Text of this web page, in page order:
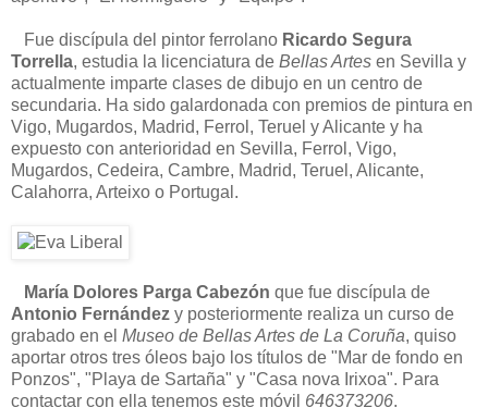
Fue discípula del pintor ferrolano Ricardo Segura
Torrella, estudia la licenciatura de Bellas Artes en Sevilla y
actualmente imparte clases de dibujo en un centro de
secundaria. Ha sido galardonada con premios de pintura en
Vigo, Mugardos, Madrid, Ferrol, Teruel y Alicante y ha
expuesto con anterioridad en Sevilla, Ferrol, Vigo,
Mugardos, Cedeira, Cambre, Madrid, Teruel, Alicante,
Calahorra, Arteixo o Portugal.
María Dolores Parga Cabezón que fue discípula de
Antonio Fernández y posteriormente realiza un curso de
grabado en el Museo de Bellas Artes de La Coruña, quiso
aportar otros tres óleos bajo los títulos de "Mar de fondo en
Ponzos", "Playa de Sartaña" y "Casa nova Irixoa". Para
contactar con ella tenemos este móvil 646373206.